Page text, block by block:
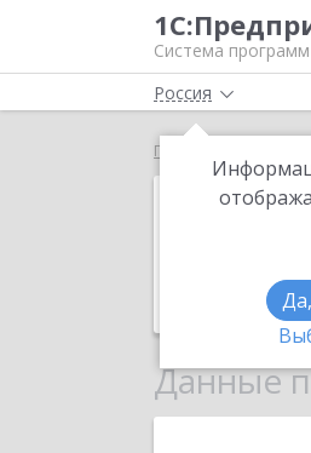
Система программ
Россия
Главная
Телефон:
Данные